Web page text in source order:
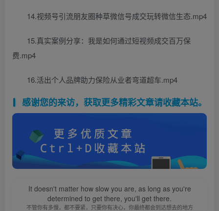
14.视频号引流朋友圈种草微信号成交玩转微信生态.mp4
15.真实案例分享：我是如何通过短视频成交百万保
费.mp4
16.活出个人品牌助力保险从业者弯道超车.mp4
感谢您的来访，获取更多精彩文章请收藏本站。
It doesn't matter how slow you are, as long as you're
determined to get there, you'll get there.
不管你有多慢，都不要紧，只要你有决心，你最终都会到达想去的地方